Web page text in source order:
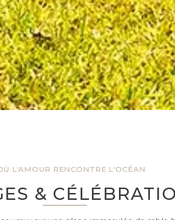
L'AMOUR RENCONTRE L'OCÉAN
&